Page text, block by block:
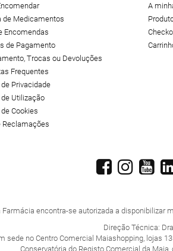
de Medicamentos
Encomendas
de Pagamento
Trocas ou Devoluções
Frequentes
Privacidade
Utilização
Cookies
Reclamações
A
Farmácia encontra-se autorizada a disponibilizar
Direção Técnica:
sede no Centro Comercial Maiashopping, lojas
Conservatória do Registo Comercial da